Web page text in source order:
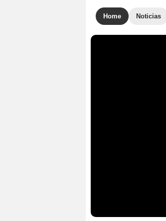
Home Noticias